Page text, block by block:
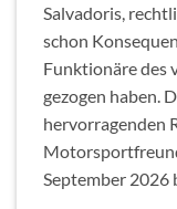
Salvadoris,
schon
Funktionäre des
gezogen haben.
hervorragenden
September 2026